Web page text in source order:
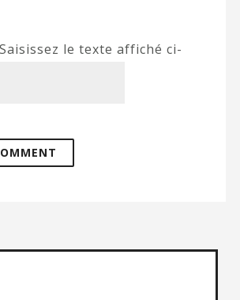
Saisissez le texte affiché ci-